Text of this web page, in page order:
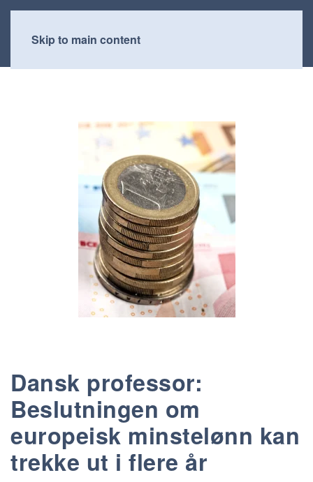
Skip to main content
Dansk professor:
Beslutningen om
europeisk minstelønn kan
trekke ut i flere år